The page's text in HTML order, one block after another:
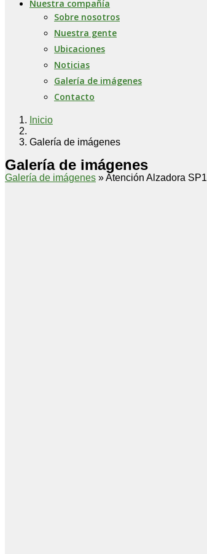
Nuestra compañía
Sobre nosotros
Nuestra gente
Ubicaciones
Noticias
Galería de imágenes
Contacto
Inicio
Galería de imágenes
Galería de imágenes
Galería de imágenes » Atención Alzadora